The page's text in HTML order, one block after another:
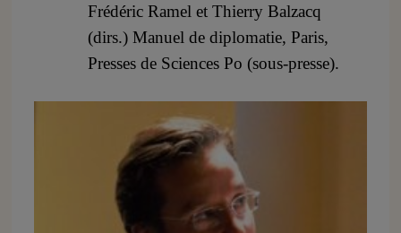
Frédéric Ramel et Thierry Balzacq
(dirs.) Manuel de diplomatie, Paris,
Presses de Sciences Po (sous-presse).